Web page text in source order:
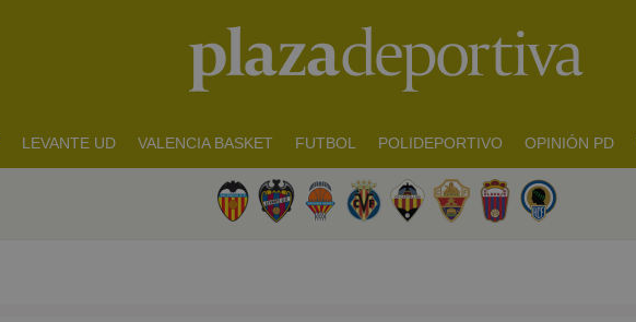
LEVANTE UD VALENCIA BASKET FUTBOL POLIDEPORTIVO OPINIÓN PD